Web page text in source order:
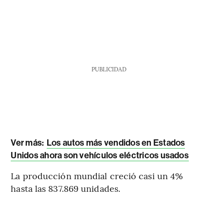
PUBLICIDAD
Ver más: Los autos más vendidos en Estados
Unidos ahora son vehículos eléctricos usados
La producción mundial creció casi un 4%
hasta las 837.869 unidades.